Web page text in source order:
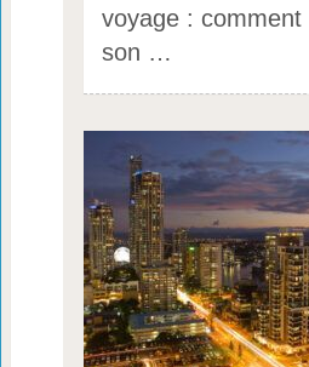
voyage : comment
son …